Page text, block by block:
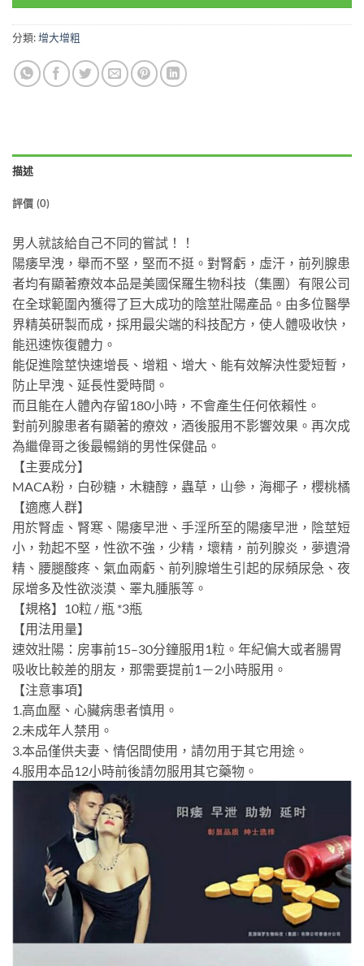
分類:增大增粗
描述
評價 (0)
男人就該給自己不同的嘗試！！
陽痿早洩，舉而不堅，堅而不挺。對腎虧，虛汗，前列腺患
者均有顯著療效本品是美國保羅生物科技（集團）有限公司
在全球範圍內獲得了巨大成功的陰莖壯陽產品。由多位醫學
界精英研製而成，採用最尖端的科技配方，使人體吸收快，
能迅速恢復體力。
能促進陰莖快速增長、增粗、增大、能有效解決性愛短暫，
防止早洩、延長性愛時間。
而且能在人體內存留180小時，不會產生任何依賴性。
對前列腺患者有顯著的療效，酒後服用不影響效果。再次成
為繼偉哥之後最暢銷的男性保健品。
【主要成分】
MACA粉，白砂糖，木糖醇，蟲草，山參，海椰子，櫻桃橘
【適應人群】
用於腎虛、腎寒、陽痿早泄、手淫所至的陽痿早泄，陰莖短
小，勃起不堅，性欲不強，少精，壞精，前列腺炎，夢遺滑
精、腰腿酸疼、氣血兩虧、前列腺增生引起的尿頻尿急、夜
尿增多及性欲淡漠、睪丸腫脹等。
【規格】10粒 / 瓶 *3瓶
【用法用量】
速效壯陽：房事前15–30分鐘服用1粒。年紀偏大或者腸胃
吸收比較差的朋友，那需要提前1－2小時服用。
【注意事項】
1.高血壓、心臟病患者慎用。
2.未成年人禁用。
3.本品僅供夫妻、情侶間使用，請勿用于其它用途。
4.服用本品12小時前後請勿服用其它藥物。